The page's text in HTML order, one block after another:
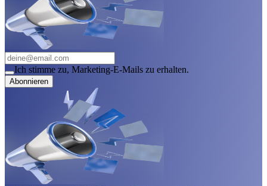
Ich stimme zu, Marketing-E-Mails zu erhalten.
Abonnieren